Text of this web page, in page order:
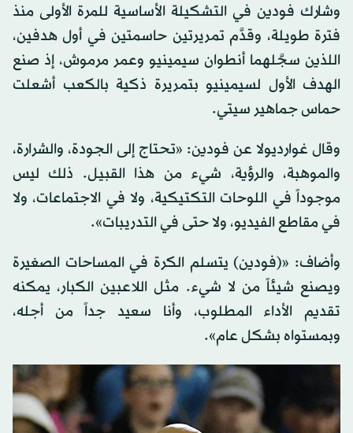
وشارك فودين في التشكيلة الأساسية للمرة الأولى منذ
فترة طويلة، وقدَّم تمريرتين حاسمتين في أول هدفين،
اللذين سجَّلهما أنطوان سيمينيو وعمر مرموش، إذ صنع
الهدف الأول لسيمينيو بتمريرة ذكية بالكعب أشعلت
حماس جماهير سيتي.
وقال غوارديولا عن فودين: «تحتاج إلى الجودة، والشرارة،
والموهبة، والرؤية، شيء من هذا القبيل. ذلك ليس
موجوداً في اللوحات التكتيكية، ولا في الاجتماعات، ولا
في مقاطع الفيديو، ولا حتى في التدريبات».
وأضاف: «(فودين) يتسلم الكرة في المساحات الصغيرة
ويصنع شيئاً من لا شيء. مثل اللاعبين الكبار، يمكنه
تقديم الأداء المطلوب، وأنا سعيد جداً من أجله،
وبمستواه بشكل عام».